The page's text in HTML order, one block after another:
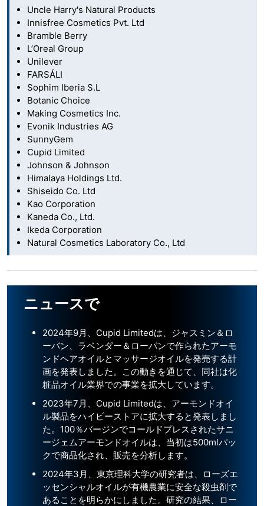
Uncle Harry's Natural Products
Innisfree Cosmetics Pvt. Ltd
Bramble Berry
L’Oreal Group
Unilever
FARSÁLI
Sophim Iberia S.L
Botanic Choice
Making Cosmetics Inc.
Evonik Industries AG
SunnyGem
Cupid Limited
Johnson & Johnson
Himalaya Holdings Ltd.
Shiseido Co. Ltd
Kao Corporation
Kaneda Co., Ltd.
Ikeda Corporation
Natural Cosmetics Laboratory Co., Ltd
ニュースで
2024年9月、Cupid Limitedは、ジャスミン＆ロ
ーバン、ラベンダー＆ローバンで作られたアーモ
ンドヘアオイルとマッサージオイルを発売する計
画を発表しました。この動きを通じて、同社は化
粧品オイル業界での事業を拡大しています。
2023年7月、Cupid Limitedは、アーモンドオイ
ル製品をハイビーストアに拡大すると発表しまし
た。100％バージンでコールドプレスされたサニ
ージェムアーモンドオイルは、当初は500mlパッ
クで商品化され、販売を分析します。
2024年3月、東京理科大学の研究者は、ローズエ
ッセンシャルオイルが有機農業に安全な殺虫剤で
あることを明らかにしました。研究の結果、ロー